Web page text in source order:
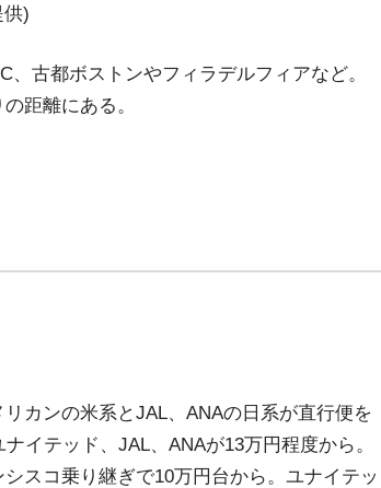
供)
古都ボストンやフィラデルフィアなど。
距離にある。
カンの米系とJAL、ANAの日系が直行便を
イテッド、JAL、ANAが13万円程度から。
スコ乗り継ぎで10万円台から。ユナイテッ